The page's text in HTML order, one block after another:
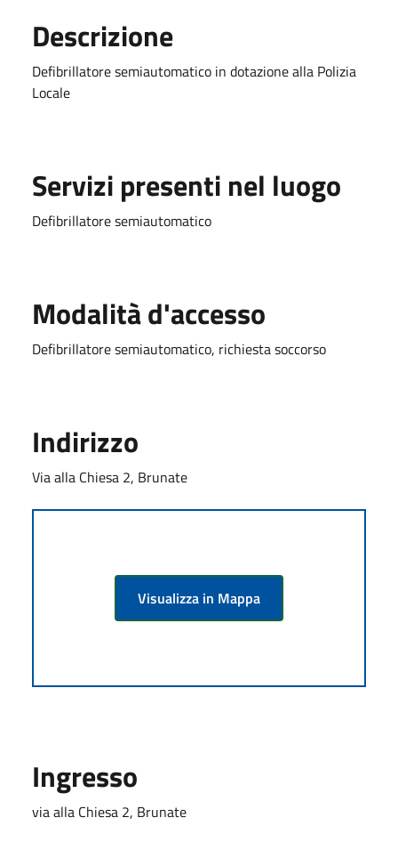
Descrizione
Defibrillatore semiautomatico in dotazione alla Polizia
Locale
Servizi presenti nel luogo
Defibrillatore semiautomatico
Modalità d'accesso
Defibrillatore semiautomatico, richiesta soccorso
Indirizzo
Via alla Chiesa 2, Brunate
Visualizza in Mappa
Ingresso
via alla Chiesa 2, Brunate